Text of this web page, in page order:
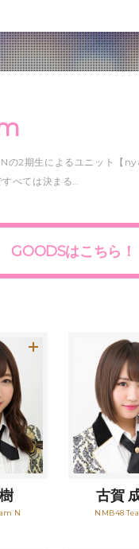
の2期生によるユニット【
べては決まる…
GOODSはこちら！
N
古賀
NMB48